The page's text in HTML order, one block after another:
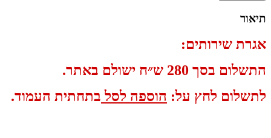
תיאור
אגרת שירותים:
התשלום בסך 280 ש״ח ישולם באתר.
לתשלום לחץ על: הוספה לסל בתחתית העמוד.